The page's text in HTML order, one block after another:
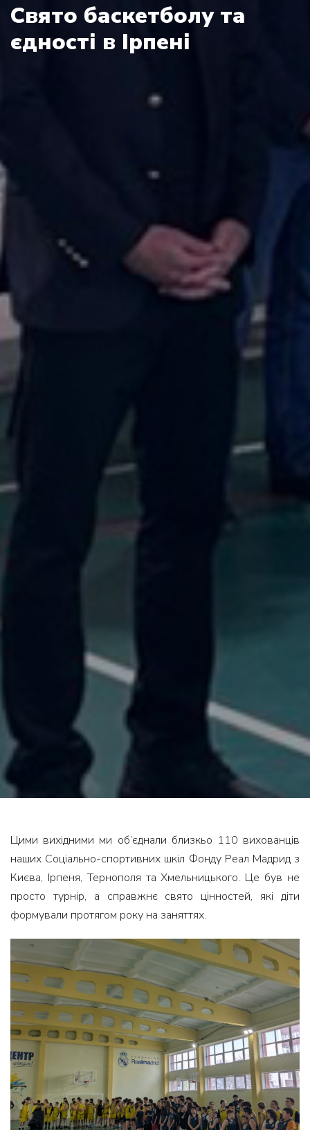
Свято баскетболу та
єдності в Ірпені
Цими вихідними ми об’єднали близкьо 110 вихованців
наших Соціально-спортивних шкіл Фонду Реал Мадрид з
Києва, Ірпеня, Тернополя та Хмельницького. Це був не
просто турнір, а справжнє свято цінностей, які діти
формували протягом року на заняттях.